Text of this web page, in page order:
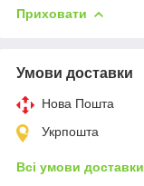
Приховати
Умови доставки
Нова Пошта
Укрпошта
Всі умови доставки